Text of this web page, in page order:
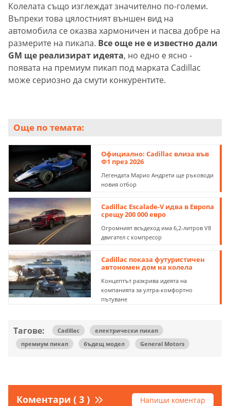
Колелата също изглеждат значително по-големи.
Въпреки това цялостният външен вид на
автомобила се оказва хармоничен и пасва добре на
размерите на пикапа. Все още не е известно дали
GM ще реализират идеята, но едно е ясно -
появата на премиум пикап под марката Cadillac
може сериозно да смути конкурентите.
Още по темата:
Официално: Cadillac влиза във
Ф1 през 2026
Легендата Марио Андрети ще ръководи
новия отбор
Cadillac Escalade-V идва в Европа
срещу 200 000 евро
Огромният всъдеход има 6,2-литров V8
двигател с компресор
Cadillac показа футуристичен
автономен дом на колела
Концептът разкрива идеята на
компанията за ултра-комфортно
пътуване
Тагове: Cadillac
електрически пикап
премиум пикап
бъдещ модел General Motors
Коментари ( 3 ) Напиши коментар